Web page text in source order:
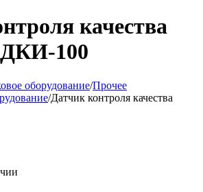
качества
100
оборудование/Прочее
/Датчик контроля качества